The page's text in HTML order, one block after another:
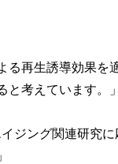
る再生誘導効果を
考えています。」
ジング関連研究